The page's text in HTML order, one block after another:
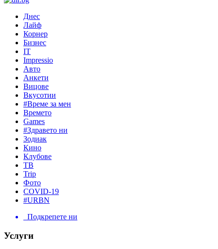
Днес
Лайф
Корнер
Бизнес
IT
Impressio
Авто
Анкети
Вицове
Вкусотии
#Време за мен
Времето
Games
#Здравето ни
Зодиак
Кино
Клубове
ТВ
Trip
Фото
COVID-19
#URBN
Подкрепете ни
Услуги